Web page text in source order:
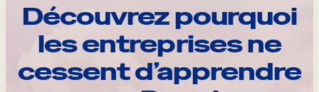
Découvrez pourquoi
les entreprises ne
cessent d’apprendre